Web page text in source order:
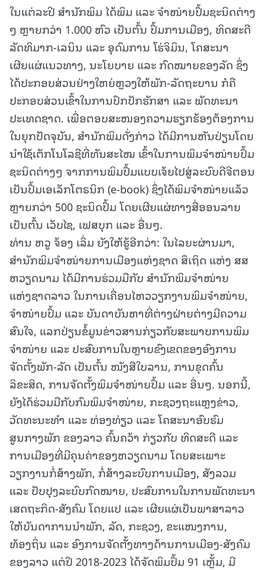
ໃນແຕ່ລະປີ ສຳນັກພິມ ໄດ້ພິມ ແລະ ຈຳໜ່າຍປຶ້ມຊະນິດຕ່າງ
ໆ ຫຼາຍກວ່າ 1.000 ຫົວ ເປັນຕົ້ນ ປຶ້ມການເມືອງ, ທິດສະດີ
ລັດທິມາກ-ເລນິນ ແລະ ອຸດົມການ ໂຮ່ຈິມິນ, ໂຄສະນາ
ເຜີຍແຜ່ແນວທາງ, ນະໂຍບາຍ ແລະ ກົດໝາຍຂອງລັດ ຊຶ່ງ
ໄດ້ປະກອບສ່ວນຢ່າງໃຫຍ່ຫຼວງໃຫ້ພັກ-ລັດຖະບານ ກໍຄື
ປະກອບສ່ວນເຂົ້າໃນການປົກປັກຮັກສາ ແລະ ພັດທະນາ
ປະເທດຊາດ. ເພື່ອຕອບສະໜອງຄວາມຮຽກຮ້ອງຕ້ອງການ
ໃນຍຸກປັດຈຸບັນ, ສຳນັກພິມດັ່ງກ່າວ ໄດ້ມີການຫັນປ່ຽນໂດຍ
ນຳໃຊ້ເຕັກໂນໂລຊີທີ່ທັນສະໄໝ ເຂົ້າໃນການພິມຈຳໜ່າຍປຶ້ມ
ຊະນິດຕ່າງໆ ຈາກການພິມປຶ້ມແບບເຈ້ຍໄປສູ່ລະບົບດີຈີຕອນ
ເປັນປຶ້ມເອເລັກໂຕຣນິກ (e-book) ຊຶ່ງໄດ້ພິມຈຳໜ່າຍແລ້ວ
ຫຼາຍກວ່າ 500 ຊະນິດປຶ້ມ ໂດຍເຜີຍແຜ່ທາງສື່ອອນລາຍ
ເປັນຕົ້ນ ເວັບໄຊ, ເຟສບຸກ ແລະ ອື່ນໆ.
ທ່ານ ຫວູ ຈ້ອງ ເລິ່ມ ຍັງໃຫ້ຮູ້ອີກວ່າ: ໃນໄລຍະຜ່ານມາ,
ສຳນັກພິມຈຳໜ່າຍການເມືອງແຫ່ງຊາດ ສຶເຖິດ ແຫ່ງ ສສ
ຫວຽດນາມ ໄດ້ມີການຮ່ວມມືກັບ ສຳນັກພິມຈຳໜ່າຍ
ແຫ່ງຊາດລາວ ໃນການເຄື່ອນໄຫວວຽກງານພິມຈຳໜ່າຍ,
ຈຳໜ່າຍປຶ້ມ ແລະ ບັນດາບັນຫາທີ່ຕ່າງຝ່າຍຕ່າງມີຄວາມ
ສົນໃຈ, ແລກປ່ຽນຂໍ້ມູນຂ່າວສານກ່ຽວກັບສະພາບການພິມ
ຈຳໜ່າຍ ແລະ ປະສົບການໃນຫຼາຍຂົງເຂດຂອງອົງການ
ຈັດຕັ້ງພັກ-ລັດ ເປັນຕົ້ນ ໜັງສືໃບລານ, ການຂຸດຄົ້ນ
ລິຂະສິດ, ການຈັດຕັ້ງພິມຈຳໜ່າຍປຶ້ມ ແລະ ອື່ນໆ. ນອກນີ້,
ຍັງໄດ້ຮ່ວມມືກັບກົມພິມຈຳໜ່າຍ, ກະຊວງຖະແຫຼງຂ່າວ,
ວັດທະນະທຳ ແລະ ທ່ອງທ່ຽວ ແລະ ໂຄສະນາອົບຮົມ
ສູນກາງພັກ ຂອງລາວ ຄົ້ນຄວ້າ ກ່ຽວກັບ ທິດສະດີ ແລະ
ການເມືອງທີ່ມີຄຸນຄ່າຂອງຫວຽດນາມ ໂດຍສະເພາະ
ວຽກງານກໍ່ສ້າງພັກ, ກໍ່ສ້າງລະບົບການເມືອງ, ສັງລວມ
ແລະ ປັບປຸງລະບົບກົດໝາຍ, ປະສົບການໃນການພັດທະນາ
ເສດຖະກິດ-ສັງຄົມ ໂດຍແປ ແລະ ເຜີຍແຜ່ເປັນພາສາລາວ
ໃຫ້ບັນດາການນຳພັກ, ລັດ, ກະຊວງ, ຂະແໜງການ,
ທ້ອງຖິ່ນ ແລະ ອົງການຈັດຕັ້ງທາງດ້ານການເມືອງ-ສັງຄົມ
ຂອງລາວ ແຕ່ປີ 2018-2023 ໄດ້ຈັດພິມປຶ້ມ 91 ເຫຼັ້ມ, ມີ